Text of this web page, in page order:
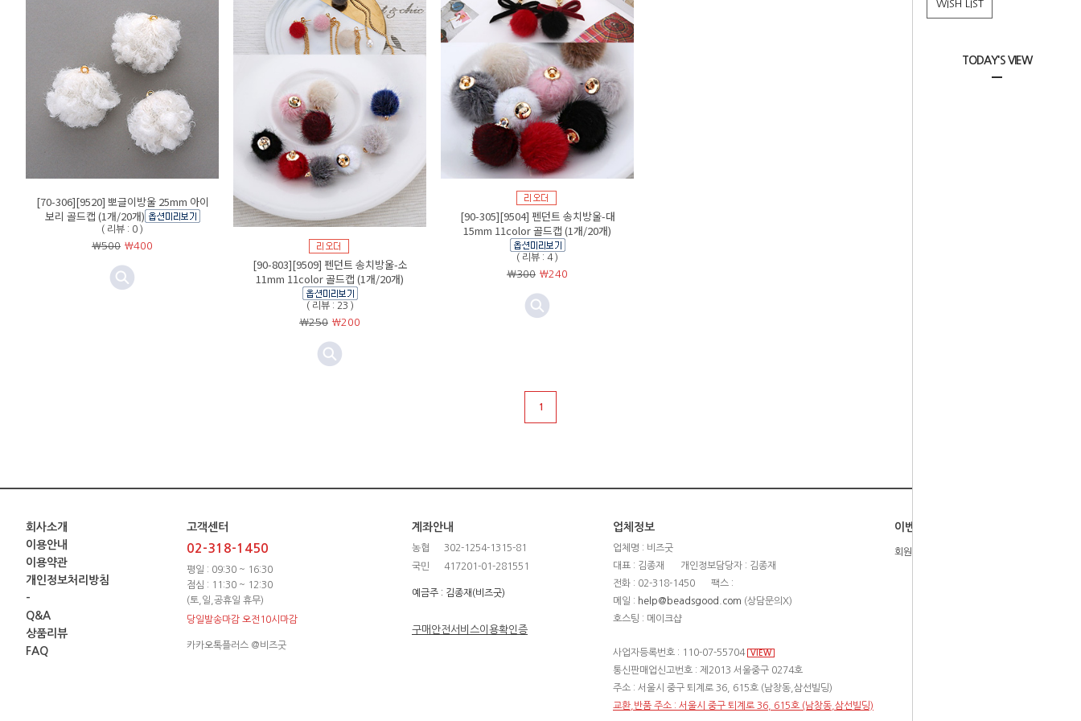
WISH LIST
TODAY'S VIEW
[70-306][9520] 뽀글이방울 25mm 아이
보리 골드캡 (1개/20개)
( 리뷰 : 0 )
￦500 ￦400
[90-803][9509] 펜던트 송치방울-소
11mm 11color 골드캡 (1개/20개)
( 리뷰 : 23 )
￦250 ￦200
[90-305][9504] 펜던트 송치방울-대
15mm 11color 골드캡 (1개/20개)
( 리뷰 : 4 )
￦300 ￦240
1
회사소개
이용안내
이용약관
개인정보처리방침
-
Q&A
상품리뷰
FAQ
고객센터
02-318-1450
평일 : 09:30 ~ 16:30
점심 : 11:30 ~ 12:30
(토,일,공휴일 휴무)
당일발송마감 오전10시마감
카카오톡플러스 @비즈굿
계좌안내
농협
302-1254-1315-81
국민
417201-01-281551
예금주 : 김종재(비즈굿)
구매안전서비스이용확인증
업체정보
업체명 : 비즈굿
대표 : 김종재
개인정보담당자 : 김종재
전화 : 02-318-1450
팩스 :
메일 : help@beadsgood.com (상담문의X)
호스팅 : 메이크샵
사업자등록번호 : 110-07-55704 VIEW
통신판매업신고번호 : 제2013 서울중구 0274호
주소 : 서울시 중구 퇴계로 36, 615호 (남창동,삼선빌딩)
교환,반품 주소 : 서울시 중구 퇴계로 36, 615호 (남창동,삼선빌딩)
이벤트
회원등급제